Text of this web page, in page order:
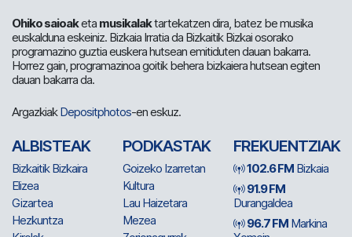
Ohiko saioaketa musikalaktartekatzen dira, batez be musika
euskalduna eskeiniz. Bizkaia Irratia da Bizkaitik Bizkai osorako
programazino guztia euskera hutsean emitiduten dauan bakarra.
Horrez gain, programazinoa goitik behera bizkaiera hutsean egiten
dauan bakarra da.
ArgazkiakDepositphotos-en eskuz.
ALBISTEAK
Bizkaitik Bizkaira
Elizea
Gizartea
Hezkuntza
PODKASTAK
Goizeko Izarretan
Kultura
Lau Haizetara
Mezea
FREKUENTZIAK
102.6 FM Bizkaia
91.9 FM
Durangaldea
96.7 FM Markina